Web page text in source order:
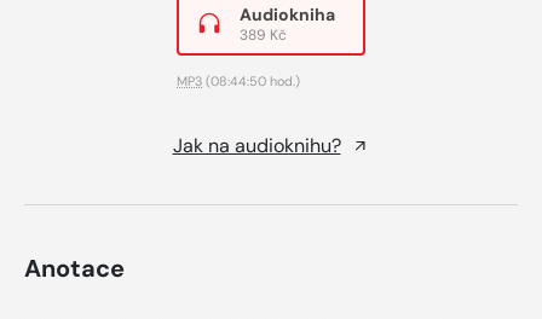
Audiokniha
389 Kč
MP3 (08:44:50 hod.)
Jak na audioknihu?
Anotace